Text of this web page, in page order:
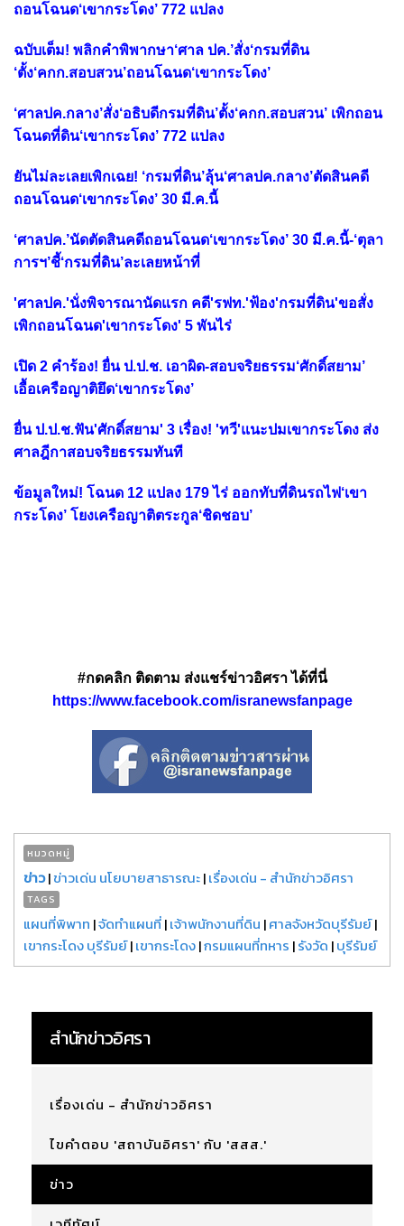
ถอนโฉนด‘เขากระโดง’ 772 แปลง
ฉบับเต็ม! พลิกคำพิพากษา‘ศาล ปค.’สั่ง‘กรมที่ดิน
‘ตั้ง‘คกก.สอบสวน’ถอนโฉนด‘เขากระโดง’
‘ศาลปค.กลาง’สั่ง‘อธิบดีกรมที่ดิน’ตั้ง‘คกก.สอบสวน’ เพิกถอน
โฉนดที่ดิน‘เขากระโดง’ 772 แปลง
ยันไม่ละเลยเพิกเฉย! ‘กรมที่ดิน’ลุ้น‘ศาลปค.กลาง’ตัดสินคดี
ถอนโฉนด‘เขากระโดง’ 30 มี.ค.นี้
‘ศาลปค.’นัดตัดสินคดีถอนโฉนด‘เขากระโดง’ 30 มี.ค.นี้-‘ตุลา
การฯ’ชี้‘กรมที่ดิน’ละเลยหน้าที่
'ศาลปค.'นั่งพิจารณานัดแรก คดี'รฟท.'ฟ้อง'กรมที่ดิน'ขอสั่ง
เพิกถอนโฉนด'เขากระโดง' 5 พันไร่
เปิด 2 คำร้อง! ยื่น ป.ป.ช. เอาผิด-สอบจริยธรรม‘ศักดิ์สยาม’
เอื้อเครือญาติยึด‘เขากระโดง’
ยื่น ป.ป.ช.ฟัน'ศักดิ์สยาม' 3 เรื่อง! 'ทวี'แนะปมเขากระโดง ส่ง
ศาลฎีกาสอบจริยธรรมทันที
ข้อมูลใหม่! โฉนด 12 แปลง 179 ไร่ ออกทับที่ดินรถไฟ‘เขา
กระโดง’ โยงเครือญาติตระกูล‘ชิดชอบ’
#กดคลิก ติดตาม ส่งแชร์ข่าวอิศรา ได้ที่นี่
https://www.facebook.com/isranewsfanpage
หมวดหมู่
ข่าว|ข่าวเด่น นโยบายสาธารณะ|เรื่องเด่น - สำนักข่าวอิศรา
TAGS
แผนที่พิพาท |จัดทำแผนที่|เจ้าพนักงานที่ดิน |ศาลจังหวัดบุรีรัมย์|
เขากระโดง บุรีรัมย์|เขากระโดง|กรมแผนที่ทหาร |รังวัด |บุรีรัมย์
สำนักข่าวอิศรา
เรื่องเด่น - สำนักข่าวอิศรา
ไขคำตอบ 'สถาบันอิศรา' กับ 'สสส.'
ข่าว